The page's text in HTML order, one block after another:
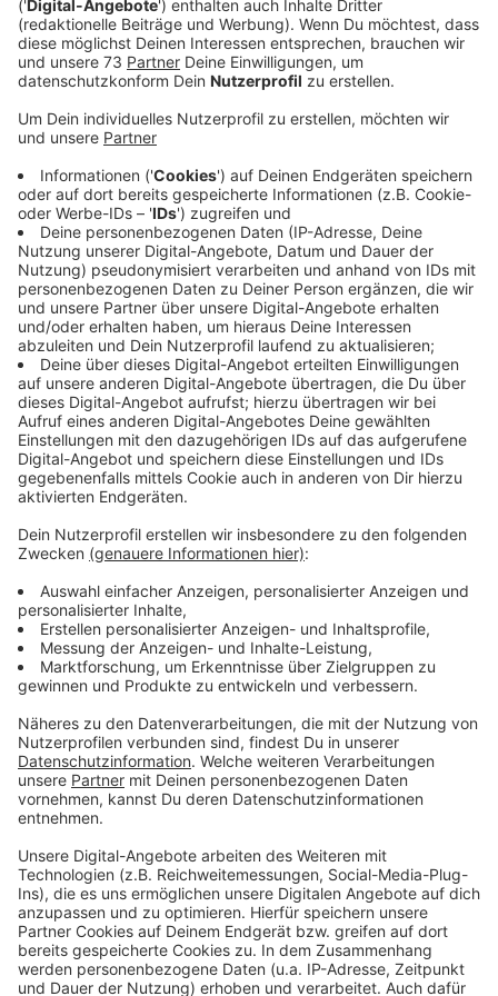
Anzeige
Der Leichenfund in Epe gibt weiter Rätsel auf
Anzeige
Der Leichenfund in einem Maisfeld in Epe gibt weiter
Rätsel auf. Vor zwei Wochen, am 25. September 2024,
konnte einer der Toten identifiziert werden. Der
zweite noch immer nicht. Außerdem ist weiter unklar,
woran die beiden Männer gestorben sind. Die Ermittler
suchen sozusagen nach der Nadel im Heuhaufen. Das
gilt sowohl für die Identifizierung der zweiten Leiche
als auch für die Todesursache. Die toxikologischen
Untersuchungen seien noch nicht beendet, sagte uns
ein Sprecher der Staatsanwaltschaft Münster.
Überprüft werde eine Vielzahl von Stoffen, um zu
seien, wie zum Beispiel an einer Vergiftung. Bei dem
Nähe von Danzig, der nach ersten Erkenntnissen allein
unterwegs war und sich in den Niederlanden
aufgehalten haben könnte. Seine auffälligen
Tätowierungen haben dazu beigetragen, dass er von
dagegen nicht tätowiert.
Anzeige